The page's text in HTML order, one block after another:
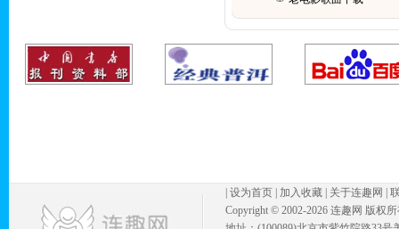
设为首页 加入收藏 关于连趣网
Copyright © 2002-2026 连趣网 版权